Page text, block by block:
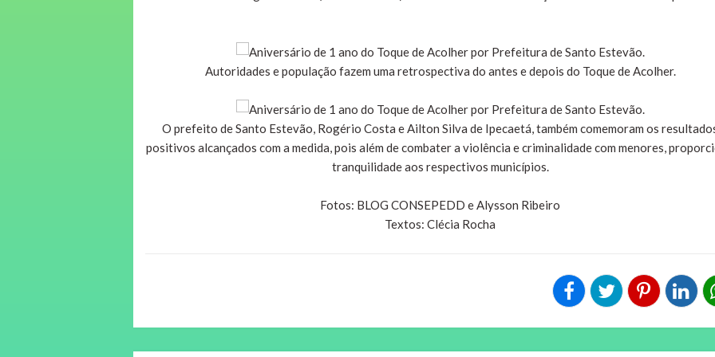
Autoridades e população fazem uma retrospectiva do antes e depois do Toque de Acolher.
O prefeito de Santo Estevão, Rogério Costa e Ailton Silva de Ipecaetá, também comemoram os
positivos alcançados com a medida, pois além de combater a violência e criminalidade com menores,
tranquilidade aos respectivos municípios.
Fotos: BLOG CONSEPEDD e Alysson Ribeiro
Textos: Clécia Rocha